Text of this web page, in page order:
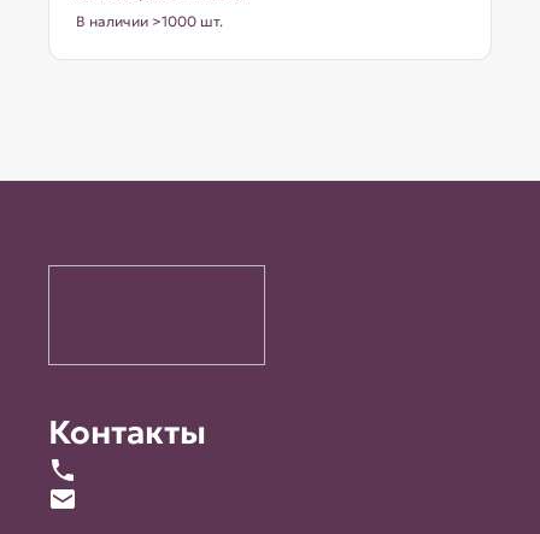
В наличии >1000 шт.
Контакты